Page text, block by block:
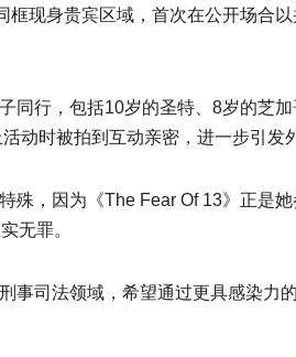
框现身贵宾区域，首次在公开场合
同行，包括10岁的圣特、8岁的芝
动时被拍到互动亲密，进一步引发
殊，因为《The Fear Of 13》正是
无罪。
事司法领域，希望通过更具感染